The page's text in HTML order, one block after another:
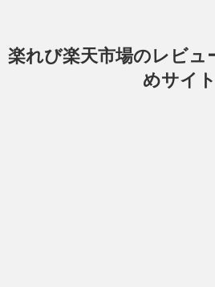
楽れび楽天市場のレビュ
めサイト